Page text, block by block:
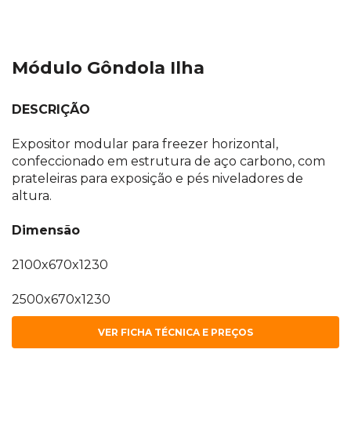
Módulo Gôndola Ilha
DESCRIÇÃO
Expositor modular para freezer horizontal,
confeccionado em estrutura de aço carbono, com
prateleiras para exposição e pés niveladores de
altura.
Dimensão
2100x670x1230
2500x670x1230